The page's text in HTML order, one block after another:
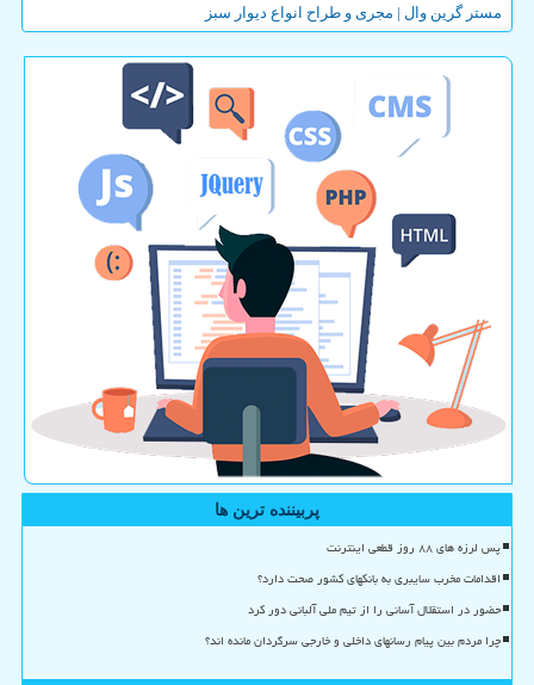
مستر گرین وال | مجری و طراح انواع دیوار سبز
پربیننده ترین ها
پس لرزه های ۸۸ روز قطعی اینترنت
اقدامات مخرب سایبری به بانکهای کشور صحت دارد؟
حضور در استقلال آسانی را از تیم ملی آلبانی دور کرد
چرا مردم بین پیام رسانهای داخلی و خارجی سرگردان مانده اند؟